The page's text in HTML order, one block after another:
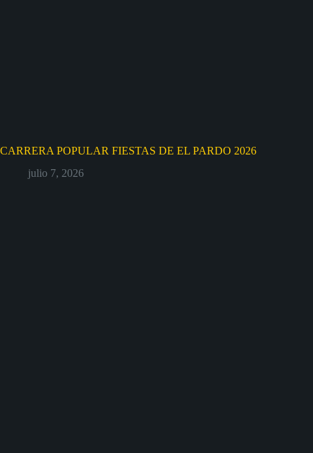
CARRERA POPULAR FIESTAS DE EL PARDO 2026
julio 7, 2026